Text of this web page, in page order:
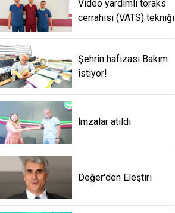
Video yardımlı toraks
cerrahisi (VATS) tekniği
Şehrin hafızası Bakım
istiyor!
İmzalar atıldı
Değer'den Eleştiri